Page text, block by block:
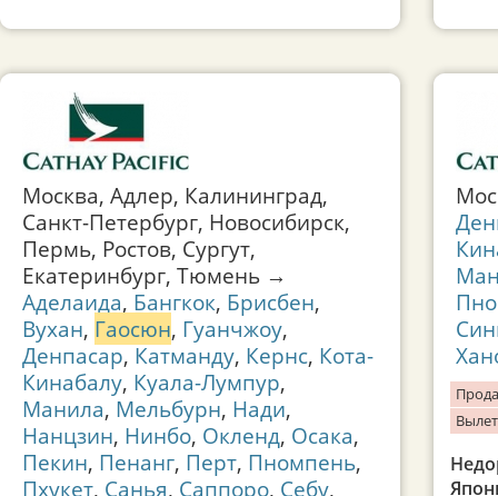
Москва, Адлер, Калининград,
Санкт-Петербург, Новосибирск,
Пермь, Ростов, Сургут,
Екатеринбург, Тюмень →
Аделаида, Бангкок, Брисбен,
Вухан, Гаосюн, Гуанчжоу,
Денпасар, Катманду, Кернс, Кота-
Кинабалу, Куала-Лумпур,
Манила, Мельбурн, Нади,
Нанцзин, Нинбо, Окленд, Осака,
Пекин, Пенанг, Перт, Пномпень,
Пхукет, Санья, Саппоро, Себу,